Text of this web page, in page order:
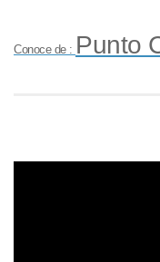
Conoce de : Punto